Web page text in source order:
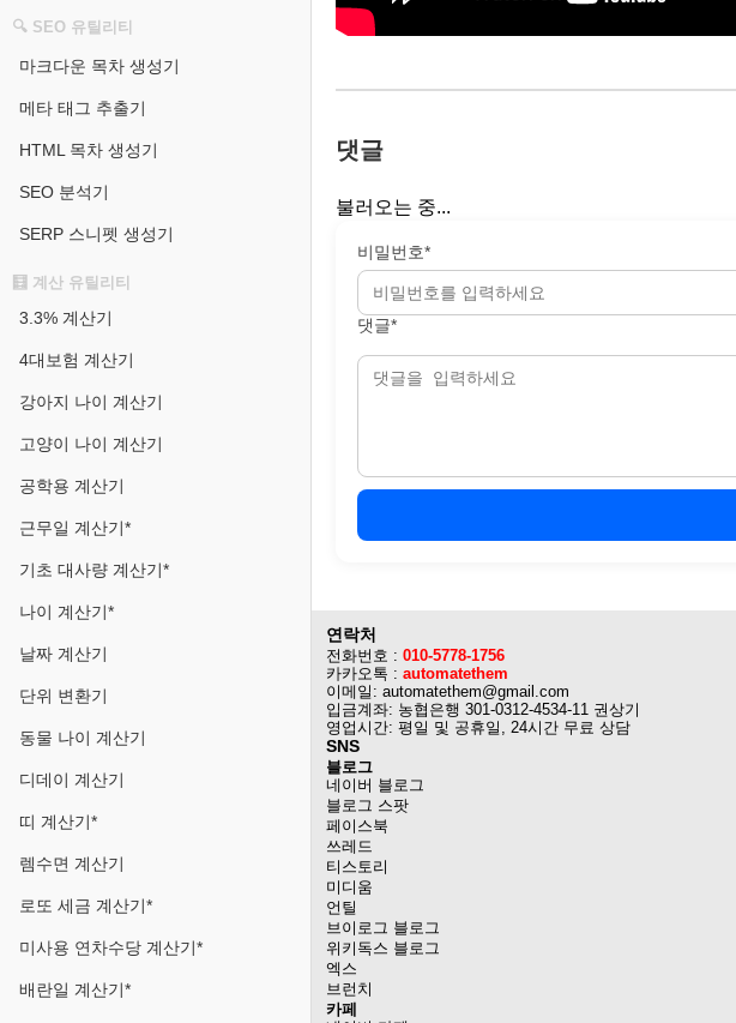
🔍 SEO 유틸리티
마크다운 목차 생성기
메타 태그 추출기
HTML 목차 생성기
SEO 분석기
SERP 스니펫 생성기
🧮 계산 유틸리티
3.3% 계산기
4대보험 계산기
강아지 나이 계산기
고양이 나이 계산기
공학용 계산기
근무일 계산기*
기초 대사량 계산기*
나이 계산기*
날짜 계산기
단위 변환기
동물 나이 계산기
디데이 계산기
띠 계산기*
렘수면 계산기
로또 세금 계산기*
미사용 연차수당 계산기*
배란일 계산기*
댓글
불러오는 중...
비밀번호*
댓글*
연락처
전화번호 : 010-5778-1756
카카오톡 : automatethem
이메일: automatethem@gmail.com
입금계좌: 농협은행 301-0312-4534-11 권상기
영업시간: 평일 및 공휴일, 24시간 무료 상담
SNS
블로그
네이버 블로그
블로그 스팟
페이스북
쓰레드
티스토리
미디움
언틸
브이로그 블로그
위키독스 블로그
엑스
브런치
카페